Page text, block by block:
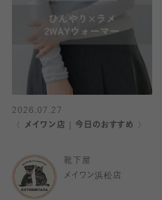
2026.07.27
〈 メイワン店｜今日のおすすめ 〉
靴下屋
メイワン浜松店